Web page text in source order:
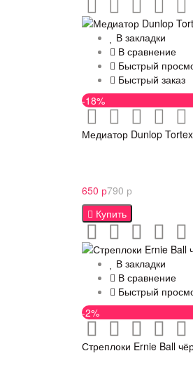
В закладки
В сравнение
Быстрый
Быстрый заказ
-18%
Медиатор Dunlop
650 р790 р
Купить
В закладки
В сравнение
Быстрый
-2%
Стреплоки Ernie Ball